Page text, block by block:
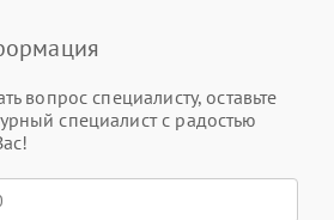
вопрос специалисту, оставьте
специалист с радостью